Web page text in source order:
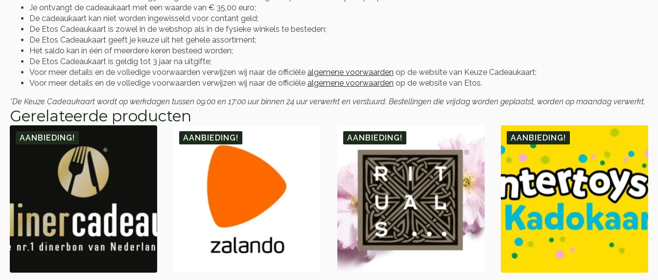
Je ontvangt de cadeaukaart met een waarde van € 35,00 euro;
De cadeaukaart kan niet worden ingewisseld voor contant geld;
De Etos Cadeaukaart is zowel in de webshop als in de fysieke winkels te besteden;
De Etos Cadeaukaart geeft je keuze uit het gehele assortiment;
Het saldo kan in één of meerdere keren besteed worden;
De Etos Cadeaukaart is geldig tot 3 jaar na uitgifte;
Voor meer details en de volledige voorwaarden verwijzen wij naar de officiële algemene voorwaarden op de website van Keuze Cadeaukaart;
Voor meer details en de volledige voorwaarden verwijzen wij naar de officiële algemene voorwaarden op de website van Etos.
*De Keuze Cadeaukaart wordt op werkdagen tussen 09:00 en 17:00 uur binnen 24 uur verwerkt en verstuurd. Bestellingen die vrijdag worden geplaatst, worden op maandag verwerkt.
Gerelateerde producten
AANBIEDING! AANBIEDING! AANBIEDING! AANBIEDING!